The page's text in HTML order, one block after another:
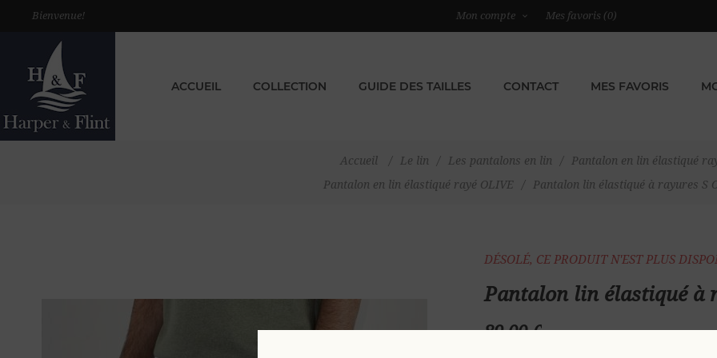
Bienvenue! Mon compte Mes favoris (0)
ACCUEIL COLLECTION GUIDE DES TAILLES CONTACT MES FAVORIS
Accueil / Le lin / Les pantalons en lin / Pantalon en lin élastiqué
Pantalon en lin élastiqué rayé OLIVE
/ Pantalon lin élastiqué à rayures S
DÉSOLÉ, CE PRODUIT N'EST PLUS
Pantalon lin élastiqué à
89,00 €